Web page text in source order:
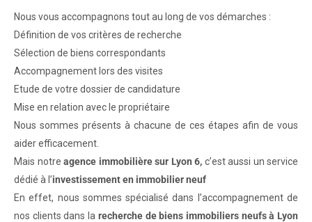
Nous vous accompagnons tout au long de vos démarches :
Définition de vos critères de recherche
Sélection de biens correspondants
Accompagnement lors des visites
Etude de votre dossier de candidature
Mise en relation avec le propriétaire
Nous sommes présents à chacune de ces étapes afin de vous
aider efficacement.
Mais notre agence immobilière sur Lyon 6, c’est aussi un service
dédié à l’investissement en immobilier neuf
En effet, nous sommes spécialisé dans l’accompagnement de
nos clients dans la recherche de biens immobiliers neufs à Lyon